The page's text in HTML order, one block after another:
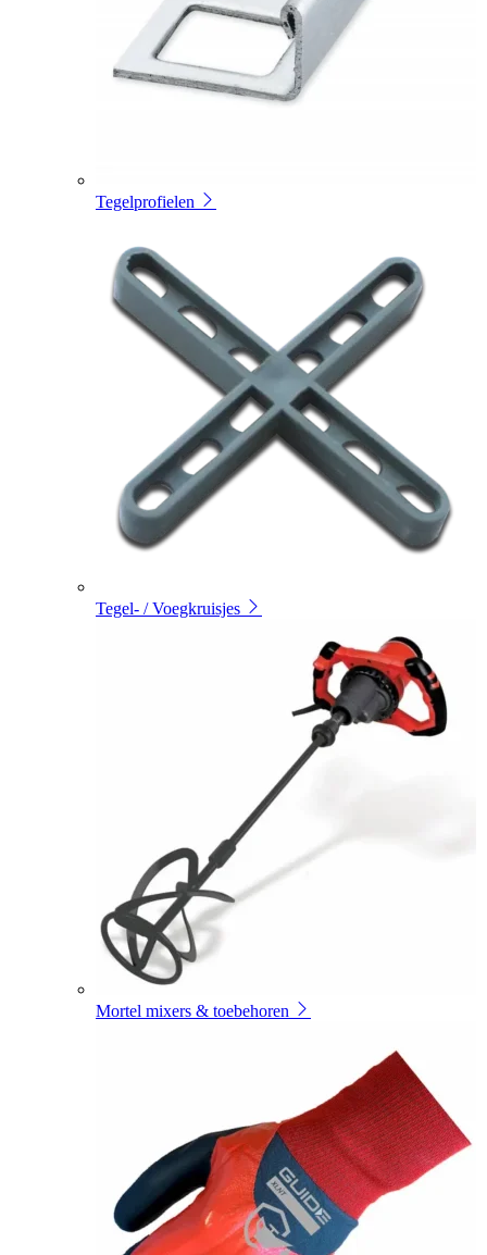
Tegelprofielen
Tegel- / Voegkruisjes
Mortel mixers & toebehoren